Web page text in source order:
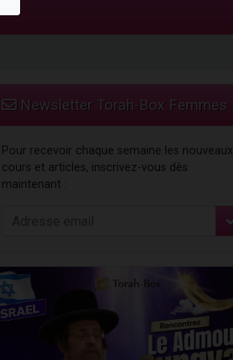
Newsletter Torah-Box Femmes
Pour recevoir chaque semaine les nouveaux
cours et articles, inscrivez-vous dès
maintenant :